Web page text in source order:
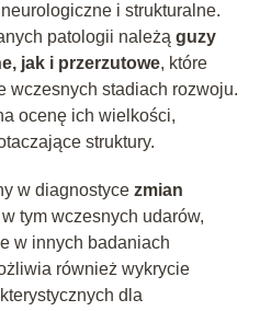
i strukturalne.
patologii należą guzy
jak i przerzutowe, które
wczesnych stadiach rozwoju.
ocenę ich wielkości,
struktury.
w diagnostyce zmian
w tym wczesnych udarów,
w innych badaniach
również wykrycie
dla